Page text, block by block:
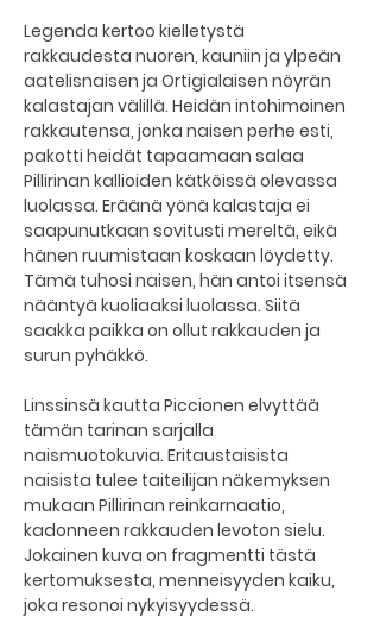
Legenda kertoo kielletystä
rakkaudesta nuoren, kauniin ja ylpeän
aatelisnaisen ja Ortigialaisen nöyrän
kalastajan välillä. Heidän intohimoinen
rakkautensa, jonka naisen perhe esti,
pakotti heidät tapaamaan salaa
Pillirinan kallioiden kätköissä olevassa
luolassa. Eräänä yönä kalastaja ei
saapunutkaan sovitusti mereltä, eikä
hänen ruumistaan koskaan löydetty.
Tämä tuhosi naisen, hän antoi itsensä
nääntyä kuoliaaksi luolassa. Siitä
saakka paikka on ollut rakkauden ja
surun pyhäkkö.
Linssinsä kautta Piccionen elvyttää
tämän tarinan sarjalla
naismuotokuvia. Eritaustaisista
naisista tulee taiteilijan näkemyksen
mukaan Pillirinan reinkarnaatio,
kadonneen rakkauden levoton sielu.
Jokainen kuva on fragmentti tästä
kertomuksesta, menneisyyden kaiku,
joka resonoi nykyisyydessä.